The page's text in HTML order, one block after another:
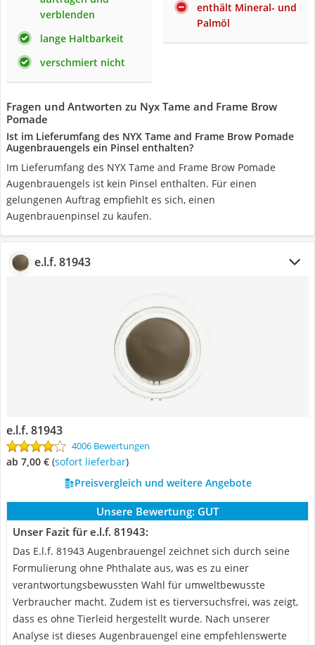
verblenden
lange Haltbarkeit
verschmiert nicht
enthält Mineral- und
Palmöl
Fragen und Antworten zu Nyx Tame and Frame Brow
Pomade
Ist im Lieferumfang des NYX Tame and Frame Brow Pomade
Augenbrauengels ein Pinsel enthalten?
Im Lieferumfang des NYX Tame and Frame Brow Pomade
Augenbrauengels ist kein Pinsel enthalten. Für einen
gelungenen Auftrag empfiehlt es sich, einen
Augenbrauenpinsel zu kaufen.
e.l.f. 81943
e.l.f. 81943
4006 Bewertungen
ab 7,00 € ( Sofort lieferbar)
Preisvergleich und weitere Angebote
Unsere Bewertung: GUT
Unser Fazit für e.l.f. 81943:
Das E.l.f. 81943 Augenbrauengel zeichnet sich durch seine
Formulierung ohne Phthalate aus, was es zu einer
verantwortungsbewussten Wahl für umweltbewusste
Verbraucher macht. Zudem ist es tierversuchsfrei, was zeigt,
dass es ohne Tierleid hergestellt wurde. Nach unserer
Analyse ist dieses Augenbrauengel eine empfehlenswerte